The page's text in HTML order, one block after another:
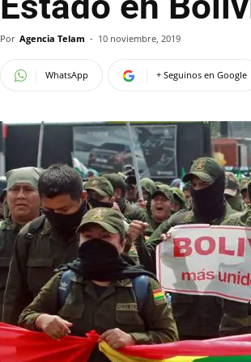
Por Agencia Telam - 10 noviembre, 2019
WhatsApp + Seguinos en Google